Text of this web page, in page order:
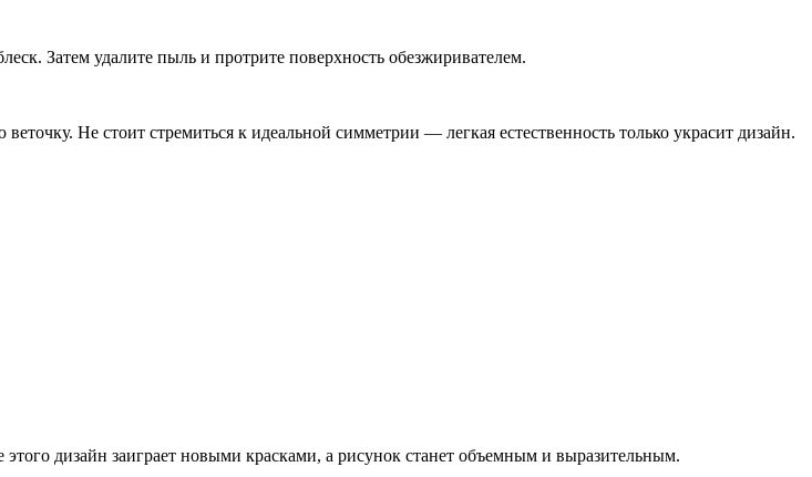
Затем удалите пыль и протрите поверхность обезжиривателем.
Не стоит стремиться к идеальной симметрии — легкая естественность только украсит дизайн.
дизайн заиграет новыми красками, а рисунок станет объемным и выразительным.